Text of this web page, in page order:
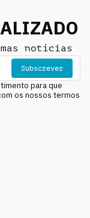
notícias
Subscrever
para que
os nossos termos